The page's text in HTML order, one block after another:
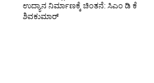
ಉದ್ಯಾನ ನಿರ್ಮಾಣಕ್ಕೆ ಚಿಂತನೆ: ಸಿಎಂ ಡಿ ಕೆ
ಶಿವಕುಮಾರ್